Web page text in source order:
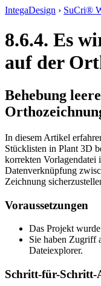
IntegaDesign › SuCri®
8.6.4. Es
auf der
Behebung
In diesem Artikel
Stücklisten in Plant 3D
korrekten Vorlagendatei
Datenverknüpfung
Zeichnung
Voraussetzungen
Das Projekt
Sie haben Zugriff
Dateiexplorer.
Schritt-für-Schritt-